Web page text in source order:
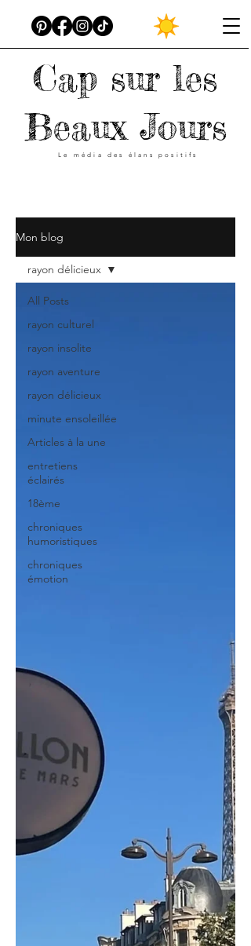
Cap sur les
Beaux Jours
Le média des élans positifs
Mon blog
All Posts
rayon culturel
rayon insolite
rayon aventure
rayon délicieux
minute ensoleillée
Articles à la une
entretiens
éclairés
18ème
chroniques
humoristiques
chroniques
émotion
rayon délicieux